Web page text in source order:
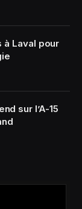
à Laval pour
sur l’A-15